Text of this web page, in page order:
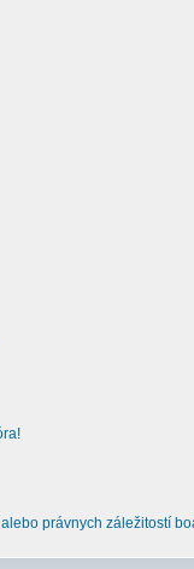
právnych záležitostí